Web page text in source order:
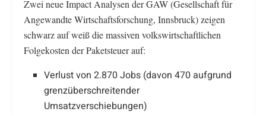
Zwei neue Impact Analysen der GAW (Gesellschaft für
Angewandte Wirtschaftsforschung, Innsbruck) zeigen
schwarz auf weiß die massiven volkswirtschaftlichen
Folgekosten der Paketsteuer auf:
Verlust von 2.870 Jobs (davon 470 aufgrund
grenzüberschreitender
Umsatzverschiebungen)